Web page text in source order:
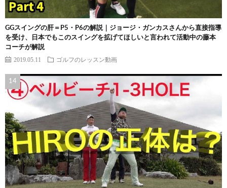
GGスイングの肝＝P5・P6の解説｜ジョージ・ガンカスさんから直接指導
を受け、日本でもこのスイングを拡げてほしいと言われて活動中の藤本
コーチが解説
2019.05.11 ゴルフのレッスン動画